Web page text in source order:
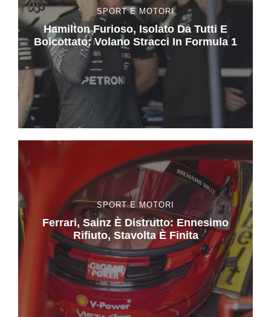
SPORT E MOTORI
Hamilton Furioso, Isolato Da Tutti E
Boicottato: Volano Stracci In Formula 1
SPORT E MOTORI
Ferrari, Sainz È Distrutto: Ennesimo
Rifiuto, Stavolta È Finita